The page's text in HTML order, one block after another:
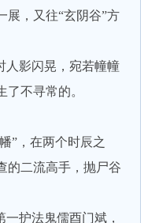
，又往“玄阴谷”方
影闪晃，宛若幢幢
不寻常的。
”，在两个时辰之
的二流高手，抛尸谷
护法鬼儒酉门斌，